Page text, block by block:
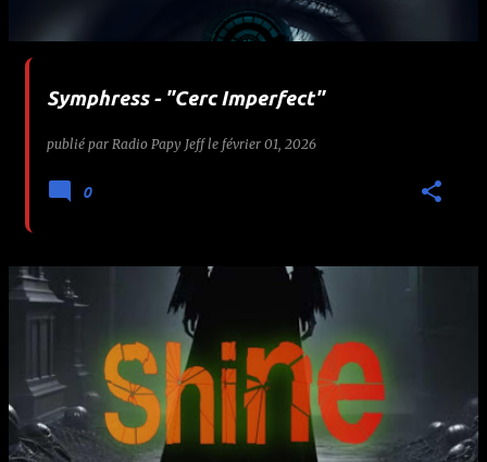
Symphress - "Cerc Imperfect"
publié par Radio Papy Jeff le février 01, 2026
0